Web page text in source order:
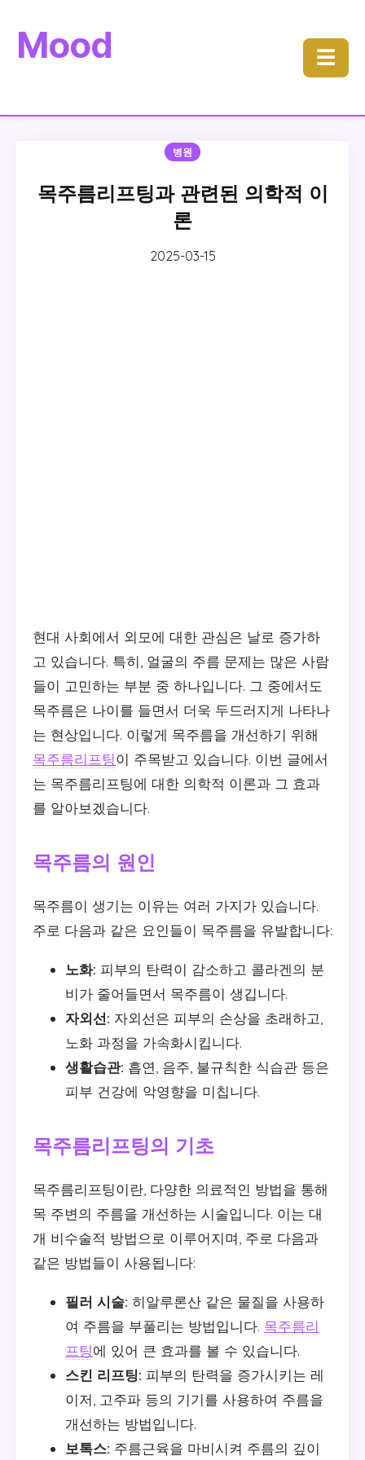
Mood ☰
병원
목주름리프팅과 관련된 의학적 이
론
2025-03-15
현대 사회에서 외모에 대한 관심은 날로 증가하
고 있습니다. 특히, 얼굴의 주름 문제는 많은 사람
들이 고민하는 부분 중 하나입니다. 그 중에서도
목주름은 나이를 들면서 더욱 두드러지게 나타나
는 현상입니다. 이렇게 목주름을 개선하기 위해
목주름리프팅이 주목받고 있습니다. 이번 글에서
는 목주름리프팅에 대한 의학적 이론과 그 효과
를 알아보겠습니다.
목주름의 원인
목주름이 생기는 이유는 여러 가지가 있습니다.
주로 다음과 같은 요인들이 목주름을 유발합니다:
노화: 피부의 탄력이 감소하고 콜라겐의 분
비가 줄어들면서 목주름이 생깁니다.
자외선: 자외선은 피부의 손상을 초래하고,
노화 과정을 가속화시킵니다.
생활습관: 흡연, 음주, 불규칙한 식습관 등은
피부 건강에 악영향을 미칩니다.
목주름리프팅의 기초
목주름리프팅이란, 다양한 의료적인 방법을 통해
목 주변의 주름을 개선하는 시술입니다. 이는 대
개 비수술적 방법으로 이루어지며, 주로 다음과
같은 방법들이 사용됩니다:
필러 시술: 히알루론산 같은 물질을 사용하
여 주름을 부풀리는 방법입니다. 목주름리
프팅에 있어 큰 효과를 볼 수 있습니다.
스킨 리프팅: 피부의 탄력을 증가시키는 레
이저, 고주파 등의 기기를 사용하여 주름을
개선하는 방법입니다.
보톡스: 주름근육을 마비시켜 주름의 깊이